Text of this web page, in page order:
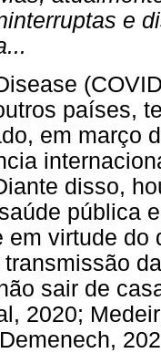
e
países,
em março
disso,
pública
em virtude
sair de
2020;